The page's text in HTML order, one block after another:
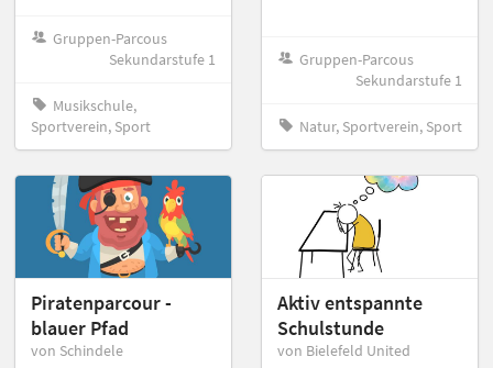
Gruppen-Parcous
Sekundarstufe 1
Musikschule,
Sportverein, Sport
Gruppen-Parcous
Sekundarstufe 1
Natur, Sportverein, Sport
Piratenparcour -
blauer Pfad
von Schindele
Aktiv entspannte
Schulstunde
von Bielefeld United